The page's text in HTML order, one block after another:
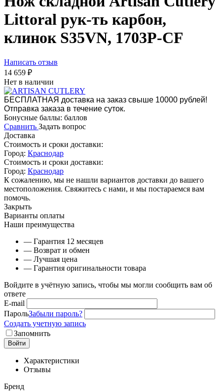
Littoral рук-ть карбон,
клинок S35VN, 1703P-CF
Написать отзыв
14 659 ₽
Нет в наличии
БЕСПЛАТНАЯ доставка на заказ свыше 10000 рублей!
Отправка заказа в течение суток.
Бонусные баллы: баллов
Сравнить Задать вопрос
Доставка
Стоимость и сроки доставки:
Город: Краснодар
Стоимость и сроки доставки:
Город: Краснодар
К сожалению, мы не нашли вариантов доставки до вашего
местоположения. Свяжитесь с нами, и мы постараемся вам
помочь.
Закрыть
Варианты оплаты
Наши преимущества
— Гарантия 12 месяцев
— Возврат и обмен
— Лучшая цена
— Гарантия оригинальности товара
Войдите в учётную запись, чтобы мы могли сообщить вам об
ответе
E-mail
ПарольЗабыли пароль?
Создать учетную запись
Запомнить
Войти
Характеристики
Отзывы
Бренд